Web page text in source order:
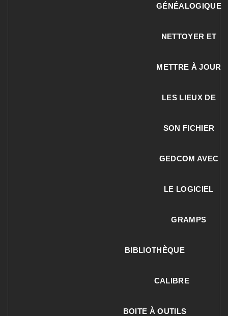
GÉNÉALOGIQUE
NETTOYER ET
METTRE À JOUR
LES LIEUX DE
SON FICHIER
GEDCOM AVEC
LE LOGICIEL
GRAMPS
BIBLIOTHÈQUE
CALIBRE
BOITE À OUTILS